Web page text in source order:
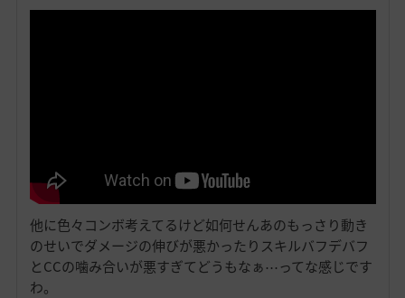
他に色々コンボ考えてるけど如何せんあのもっさり動き
のせいでダメージの伸びが悪かったりスキルバフデバフ
とCCの噛み合いが悪すぎてどうもなぁ⋯ってな感じです
わ。